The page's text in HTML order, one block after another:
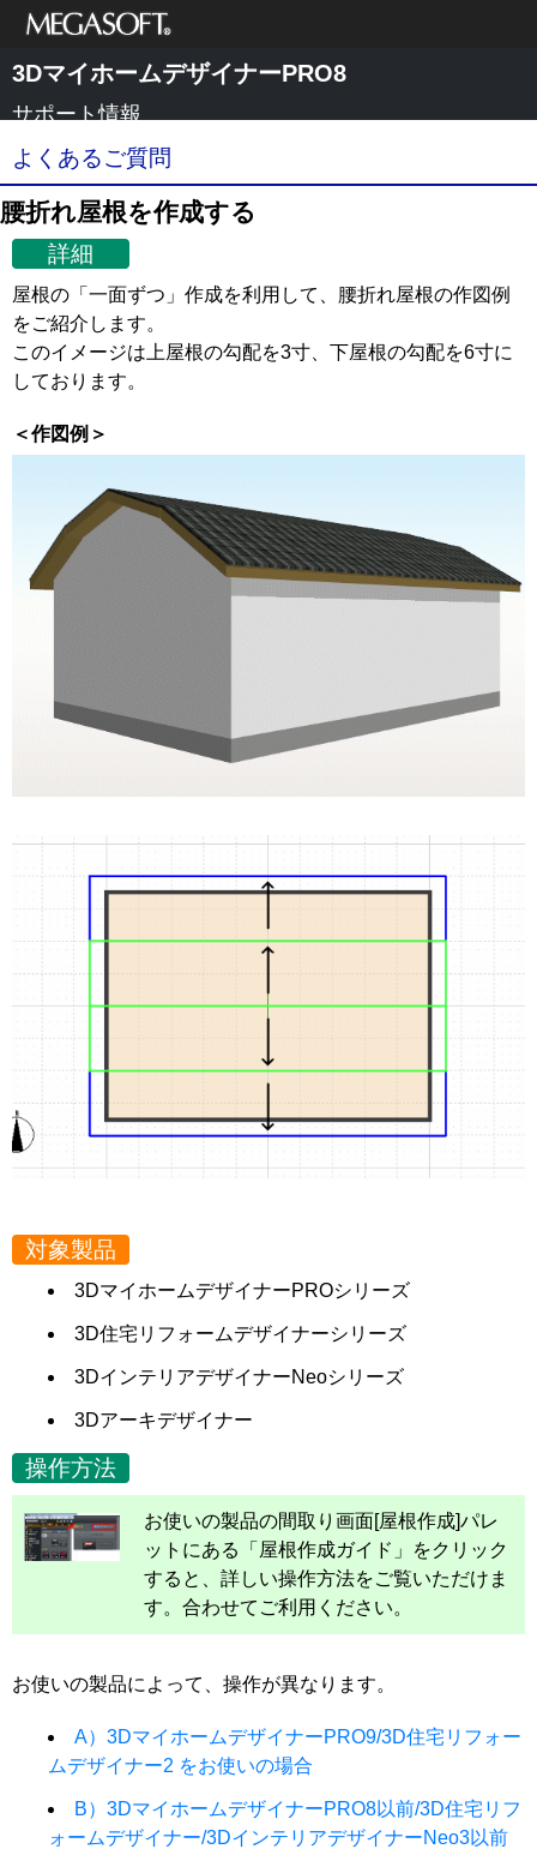
メガソフト株式
会社
3DマイホームデザイナーPRO8
サポート情報
よくあるご質問
腰折れ屋根を作成する
詳細
屋根の「一面ずつ」作成を利用して、腰折れ屋根の作図例
をご紹介します。
このイメージは上屋根の勾配を3寸、下屋根の勾配を6寸に
しております。
＜作図例＞
対象製品
3DマイホームデザイナーPROシリーズ
3D住宅リフォームデザイナーシリーズ
3DインテリアデザイナーNeoシリーズ
3Dアーキデザイナー
操作方法
お使いの製品の間取り画面[屋根作成]パレ
ットにある「屋根作成ガイド」をクリック
すると、詳しい操作方法をご覧いただけま
す。合わせてご利用ください。
お使いの製品によって、操作が異なります。
A）3DマイホームデザイナーPRO9/3D住宅リフォー
ムデザイナー2 をお使いの場合
B）3DマイホームデザイナーPRO8以前/3D住宅リフ
ォームデザイナー/3DインテリアデザイナーNeo3以前